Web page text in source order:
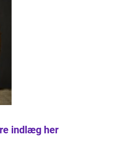
indlæg her